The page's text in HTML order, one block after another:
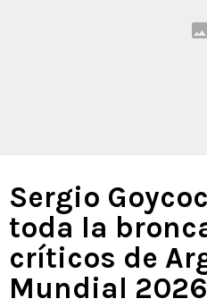
Sergio
toda la
críticos de
Mundial 2026